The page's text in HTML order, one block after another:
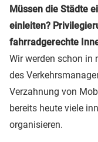
Müssen die Städte
einleiten?
fahrradgerechte
Wir werden schon in
des
Verzahnung von
bereits heute viele
organisieren.